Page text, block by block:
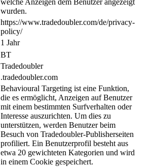
welche Anzeigen dem Benutzer angezeigt
wurden.
https://www.tradedoubler.com/de/privacy-
policy/
1 Jahr
BT
Tradedoubler
.tradedoubler.com
Behavioural Targeting ist eine Funktion,
die es ermöglicht, Anzeigen auf Benutzer
mit einem bestimmten Surfverhalten oder
Interesse auszurichten. Um dies zu
unterstützen, werden Benutzer beim
Besuch von Tradedoubler-Publisherseiten
profiliert. Ein Benutzerprofil besteht aus
etwa 20 gewichteten Kategorien und wird
in einem Cookie gespeichert.